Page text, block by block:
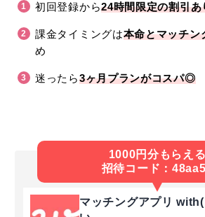
初回登録から24時間限定の割引あ
課金タイミングは本命とマッチン
め
迷ったら3ヶ月プランがコスパ◎
1000円分もらえる
招待コード：
マッチングアプリ